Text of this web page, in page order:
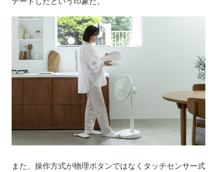
また、操作方式が物理ボタンではなくタッチセンサー式